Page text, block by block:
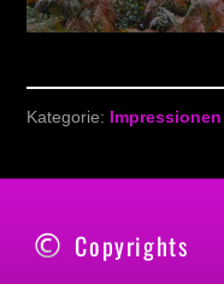
Kategorie: Impressionen
Copyrights